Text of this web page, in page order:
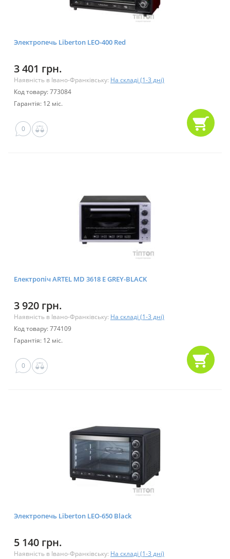
Электропечь Liberton LEO-400 Red
3 401 грн.
Наявність в Івано-Франківську: На складі (1-3 дні)
Код товару: 773084
Гарантія: 12 міс.
0
Електропіч ARTEL MD 3618 E GREY-BLACK
3 920 грн.
Наявність в Івано-Франківську: На складі (1-3 дні)
Код товару: 774109
Гарантія: 12 міс.
0
Электропечь Liberton LEO-650 Black
5 140 грн.
Наявність в Івано-Франківську: На складі (1-3 дні)